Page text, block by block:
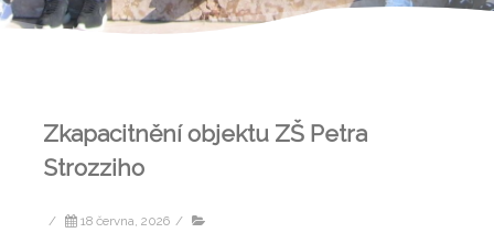
Zkapacitnění objektu ZŠ Petra
Strozziho
/ 18 června, 2026 /